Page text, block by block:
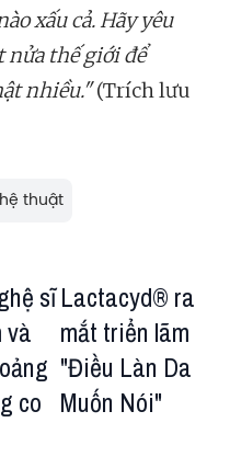
xấu cả. Hãy yêu
thế giới để
nhiều."(Trích lưu
thuật
sĩ
và
co
Lactacyd® ra
mắt triển lãm
"Điều Làn Da
Muốn Nói"